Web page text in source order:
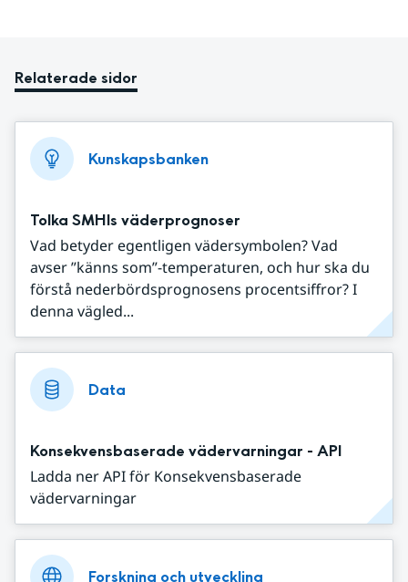
Relaterade sidor
Kunskapsbanken
Tolka SMHIs väderprognoser
Vad betyder egentligen vädersymbolen? Vad
avser ”känns som”-temperaturen, och hur ska du
förstå nederbördsprognosens procentsiffror? I
denna vägled...
Data
Konsekvensbaserade vädervarningar - API
Ladda ner API för Konsekvensbaserade
vädervarningar
Forskning och utveckling